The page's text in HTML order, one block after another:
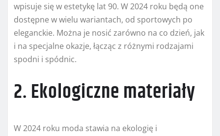
wpisuje się w estetykę lat 90. W 2024 roku będą one
dostępne w wielu wariantach, od sportowych po
eleganckie. Można je nosić zarówno na co dzień, jak
i na specjalne okazje, łącząc z różnymi rodzajami
spodni i spódnic.
2. Ekologiczne materiały
W 2024 roku moda stawia na ekologię i